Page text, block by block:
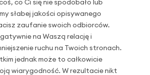
co Ci się nie spodobało lub
słabej jakości opisywanego
zaufanie swoich odbiorców.
na Waszą relację i
ruchu na Twoich stronach.
jednak może to całkowicie
wiarygodność. W rezultacie nikt